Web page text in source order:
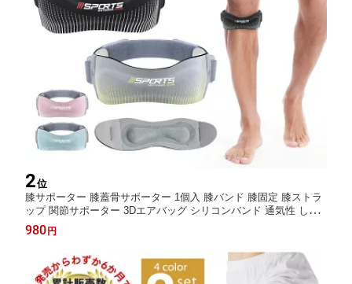
2位
膝サポーター 膝蓋骨サポーター 1個入 膝バンド 膝固定 膝ストラ
ップ 関節サポーター 3Dエアバッグ シリコンバンド 通気性 しっ
かり固定 シリコン 左右兼用 男女兼用 ウォーキング/ランニング/
バドミントン/テニス/縄跳び/有酸素運動/長時間の立ち/日常生活に
980 円